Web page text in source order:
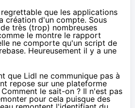
que les applications
création d'un compte. Sous
très (trop) nombreuses
le montre le rapport
ne comporte qu'un script de
Heureusement il y a une
que Lidl ne communique pas à
repose sur une plateforme
Comment le sait-on ? Il n'est pas
pour cela puisque des